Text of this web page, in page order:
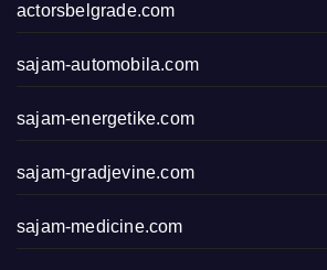
actorsbelgrade.com
sajam-automobila.com
sajam-energetike.com
sajam-gradjevine.com
sajam-medicine.com